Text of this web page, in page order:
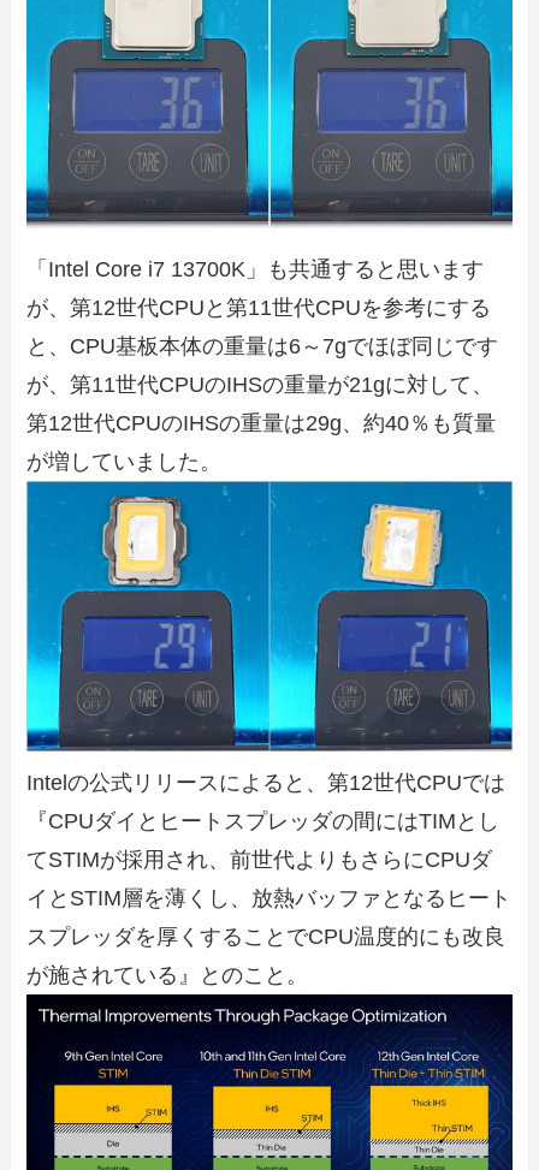
「Intel Core i7 13700K」も共通すると思います
が、第12世代CPUと第11世代CPUを参考にする
と、CPU基板本体の重量は6～7gでほぼ同じです
が、第11世代CPUのIHSの重量が21gに対して、
第12世代CPUのIHSの重量は29g、約40％も質量
が増していました。
Intelの公式リリースによると、第12世代CPUでは
『CPUダイとヒートスプレッダの間にはTIMとし
てSTIMが採用され、前世代よりもさらにCPUダ
イとSTIM層を薄くし、放熱バッファとなるヒート
スプレッダを厚くすることでCPU温度的にも改良
が施されている』とのこと。